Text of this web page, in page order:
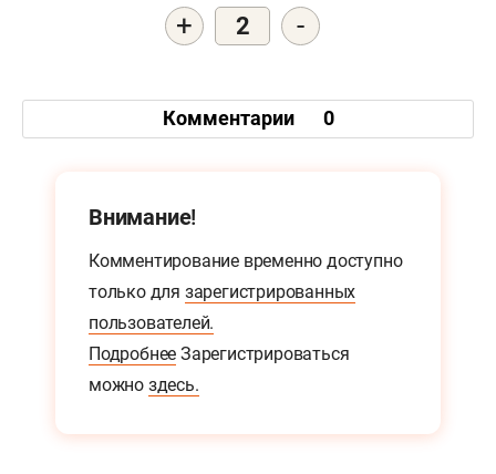
+ 2 -
Комментарии 0
Внимание!
Комментирование временно доступно
только для зарегистрированных
пользователей.
Подробнее Зарегистрироваться
можно здесь.